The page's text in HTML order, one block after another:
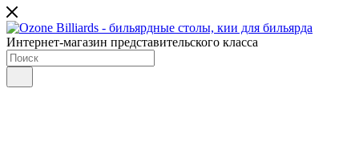
Интернет-магазин представительского класса